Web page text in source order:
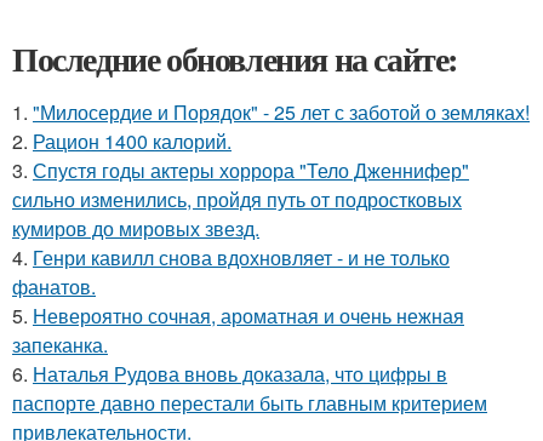
Последние обновления на сайте:
1. "Милосердие и Порядок" - 25 лет с заботой о земляках!
2. Рацион 1400 калорий.
3. Спустя годы актеры хоррора "Тело Дженнифер"
сильно изменились, пройдя путь от подростковых
кумиров до мировых звезд.
4. Генри кавилл снова вдохновляет - и не только
фанатов.
5. Невероятно сочная, ароматная и очень нежная
запеканка.
6. Наталья Рудова вновь доказала, что цифры в
паспорте давно перестали быть главным критерием
привлекательности.